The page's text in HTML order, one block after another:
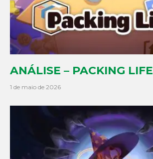
ANÁLISE – PACKING LIFE
1 de maio de 2026